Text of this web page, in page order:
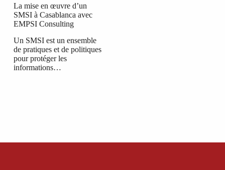
La mise en œuvre d’un
SMSI à Casablanca avec
EMPSI Consulting
Un SMSI est un ensemble
de pratiques et de politiques
pour protéger les
informations…